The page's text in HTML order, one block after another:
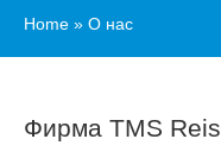
Home » О нас
Фирма TMS